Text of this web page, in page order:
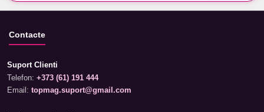
Contacte
Suport Clienti
Telefon: +373 (61) 191 444
Email: topmag.suport@gmail.com